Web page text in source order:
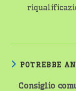
POTREBBE
Consiglio